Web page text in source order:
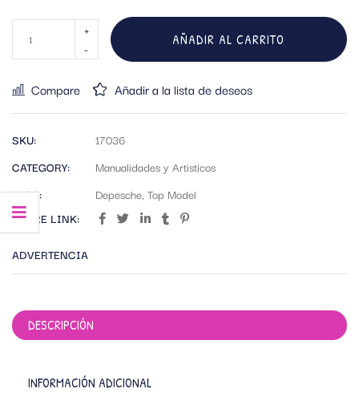
AÑADIR AL CARRITO
Compare Añadir a la lista de deseos
SKU:
17036
CATEGORY:
Manualidades y Artisticos
TAGS:
Depesche, Top Model
SHARE LINK:
ADVERTENCIA
DESCRIPCIÓN
INFORMACIÓN ADICIONAL